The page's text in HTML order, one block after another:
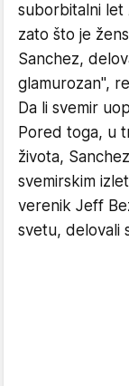
suborbitalni let
zato što je
Sanchez,
glamurozan",
Da li svemir
Pored toga, u
života,
svemirskim
verenik Jeff
svetu, delovali